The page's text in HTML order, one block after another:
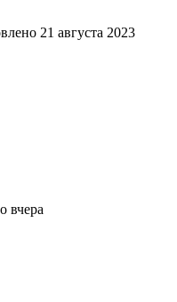
21 августа 2023
вчера